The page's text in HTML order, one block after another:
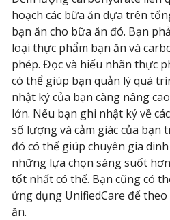
hoạch các bữa ăn dựa trên
bạn ăn cho bữa ăn đó. Bạn
loại thực phẩm bạn ăn và
phép. Đọc và hiểu nhãn thực
có thể giúp bạn quản lý quá
nhật ký của bạn càng nâng
lớn. Nếu bạn ghi nhật ký về
số lượng và cảm giác của bạn
đó có thể giúp chuyên gia
những lựa chọn sáng suốt
tốt nhất có thể. Bạn cũng có
ứng dụng UnifiedCare để
ăn.